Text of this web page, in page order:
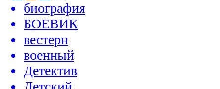
биография
БОЕВИК
вестерн
военный
Детектив